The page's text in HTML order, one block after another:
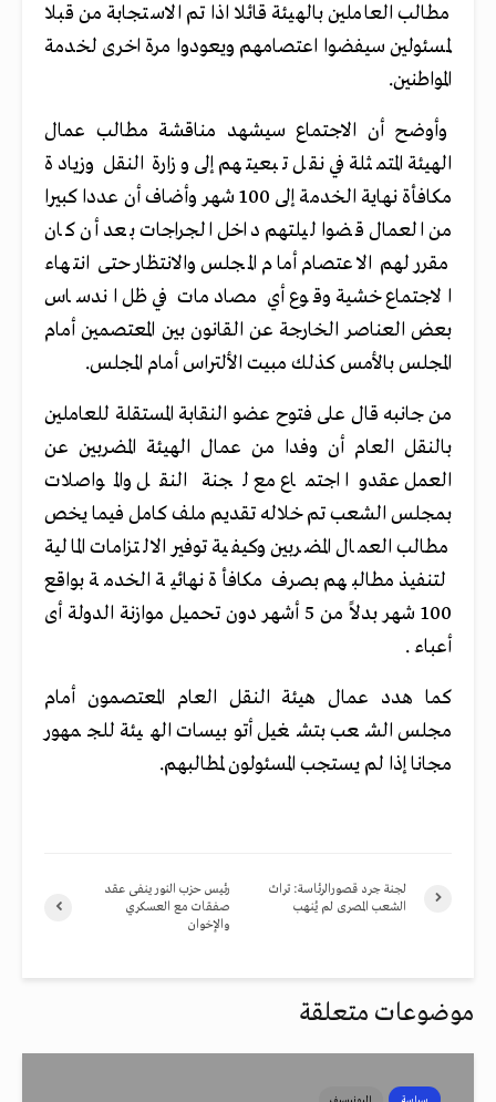
مطالب العاملين بالهيئة قائلا اذا تم الاستجابة من قبلا
لمسئولين سيفضوا اعتصامهم ويعودوا مرة اخرى لخدمة
المواطنين.
وأوضح أن الاجتماع سيشهد مناقشة مطالب عمال
الهيئة المتمثلة في نقل تبعيتهم إلى وزارة النقل وزيادة
مكافأة نهاية الخدمة إلى 100 شهر وأضاف أن عددا كبيرا
من العمال قضوا ليلتهم داخل الجراجات بعد أن كان
مقرر لهم الاعتصام أمام المجلس والانتظار حتى انتهاء
الاجتماع خشية وقوع أي مصادمات في ظل اندساس
بعض العناصر الخارجة عن القانون بين المعتصمين أمام
المجلس بالأمس كذلك مبيت الألتراس أمام المجلس.
من جانبه قال على فتوح عضو النقابة المستقلة للعاملين
بالنقل العام أن وفدا من عمال الهيئة المضربين عن
العمل عقدوا اجتماع مع لجنة النقل والمواصلات
بمجلس الشعب تم خلاله تقديم ملف كامل فيما يخص
مطالب العمال المضربين وكيفية توفير الالتزامات المالية
لتنفيذ مطالبهم بصرف مكافأة نهائية الخدمة بواقع
100 شهر بدلاً من 5 أشهر دون تحميل موازنة الدولة أى
أعباء .
كما هدد عمال هيئة النقل العام المعتصمون أمام
مجلس الشعب بتشغيل أتوبيسات الهيئة للجمهور
مجانا إذا لم يستجب المسئولون لمطالبهم.
رئيس حزب النور ينفى عقد
صفقات مع العسكري
والإخوان
لجنة جرد قصورالرئاسة: تراث
الشعب المصرى لم يُنهب
موضوعات متعلقة